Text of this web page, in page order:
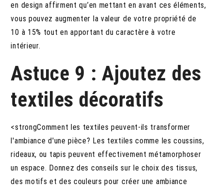
en design affirment qu’en mettant en avant ces éléments,
vous pouvez augmenter la valeur de votre propriété de
10 à 15% tout en apportant du caractère à votre
intérieur.
Astuce 9 : Ajoutez des
textiles décoratifs
<strongComment les textiles peuvent-ils transformer
l'ambiance d'une pièce? Les textiles comme les coussins,
rideaux, ou tapis peuvent effectivement métamorphoser
un espace. Donnez des conseils sur le choix des tissus,
des motifs et des couleurs pour créer une ambiance